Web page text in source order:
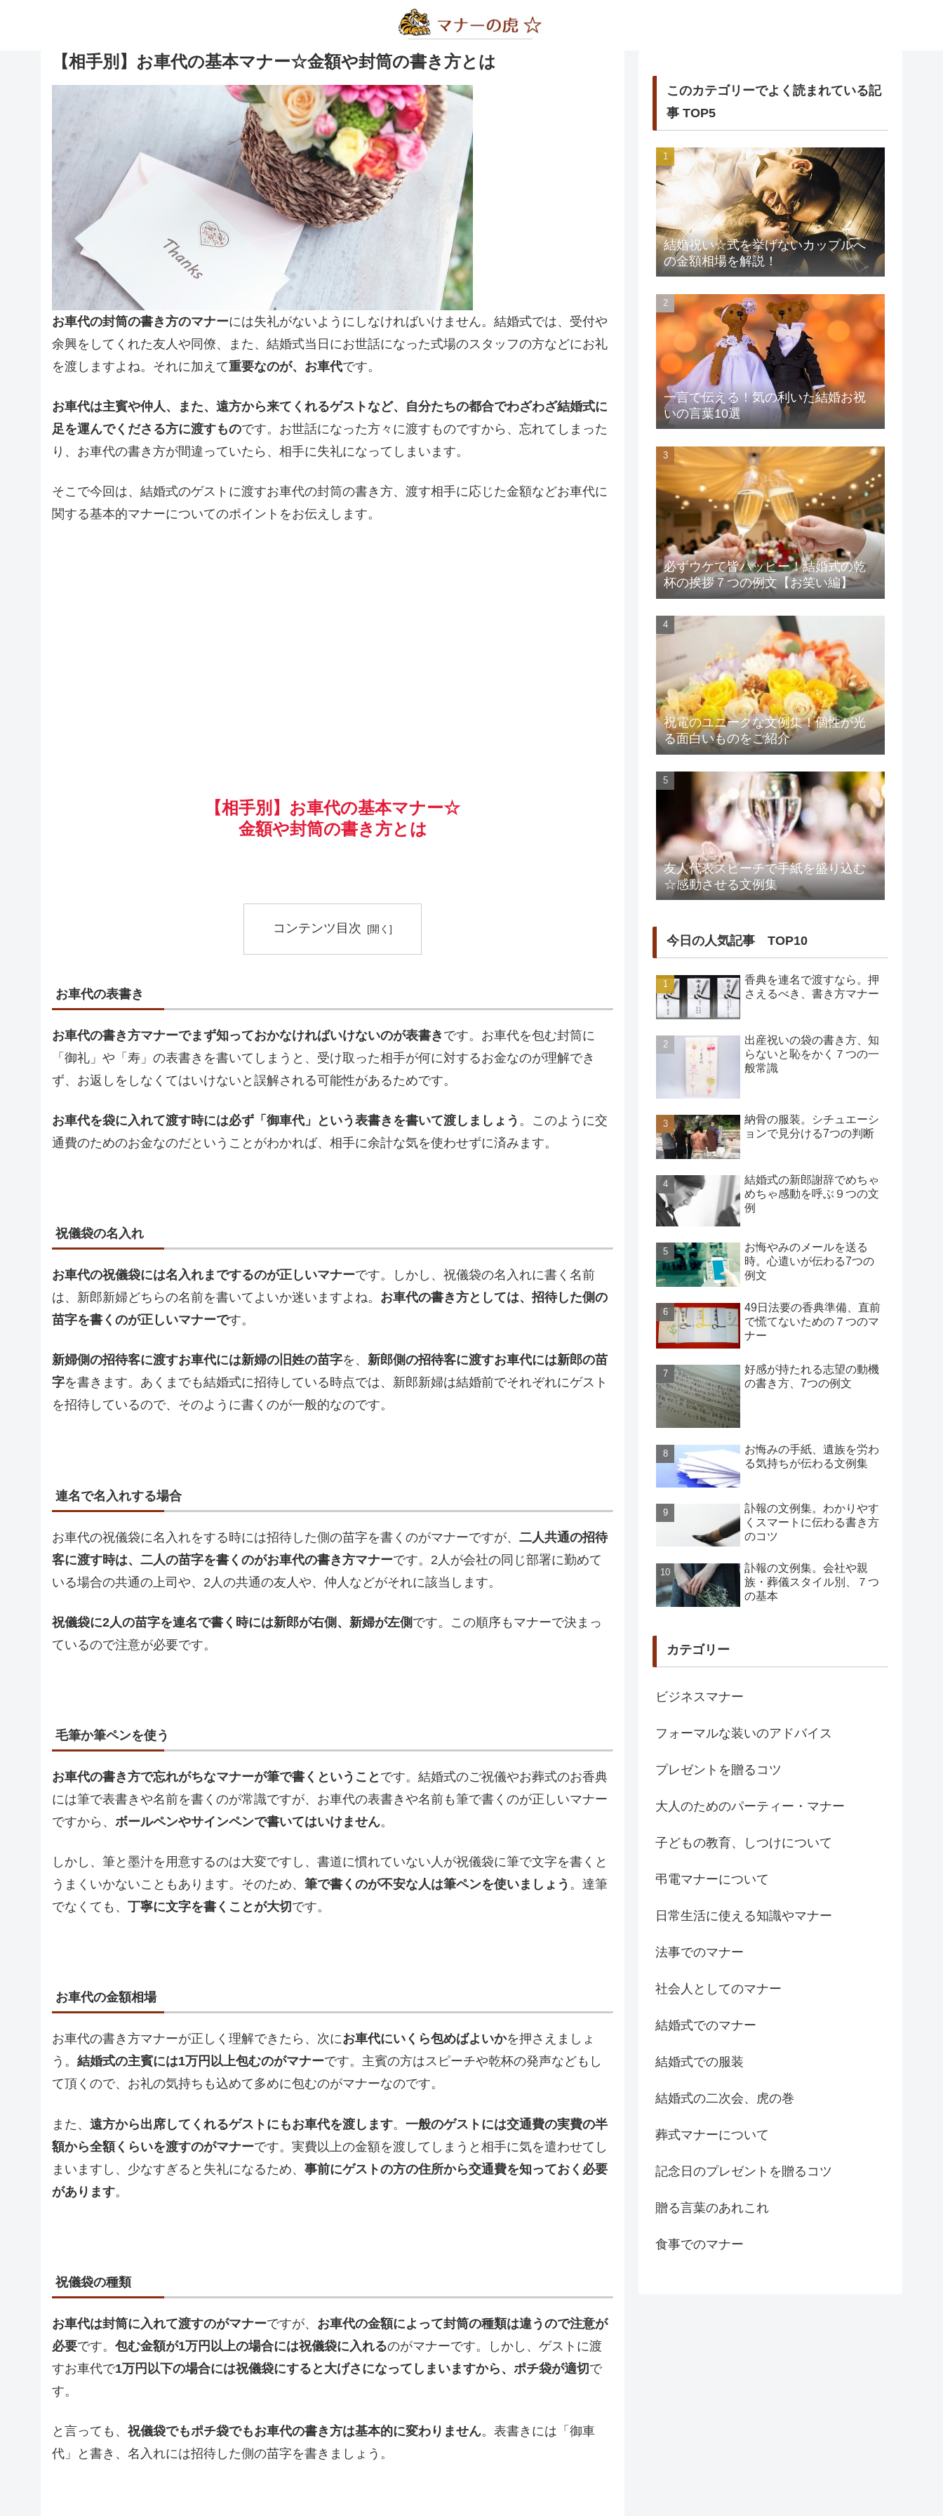
【相手別】お車代の基本マナー☆金額や封筒の書き方とは
お車代の封筒の書き方のマナーには失礼がないようにしなければいけません。結婚式では、受付や
余興をしてくれた友人や同僚、また、結婚式当日にお世話になった式場のスタッフの方などにお礼
を渡しますよね。それに加えて重要なのが、お車代です。
お車代は主賓や仲人、また、遠方から来てくれるゲストなど、自分たちの都合でわざわざ結婚式に
足を運んでくださる方に渡すものです。お世話になった方々に渡すものですから、忘れてしまった
り、お車代の書き方が間違っていたら、相手に失礼になってしまいます。
そこで今回は、結婚式のゲストに渡すお車代の封筒の書き方、渡す相手に応じた金額などお車代に
関する基本的マナーについてのポイントをお伝えします。
【相手別】お車代の基本マナー☆
金額や封筒の書き方とは
コンテンツ目次
お車代の表書き
お車代の書き方マナーでまず知っておかなければいけないのが表書き です。お車代を包む封筒に
「御礼」や「寿」の表書きを書いてしまうと、受け取った相手が何に対するお金なのが理解でき
ず、お返しをしなくてはいけないと誤解される可能性があるためです。
お車代を袋に入れて渡す時には必ず「御車代」という表書きを書いて渡しましょう 。このように交
通費のためのお金なのだということがわかれば、相手に余計な気を使わせずに済みます。
祝儀袋の名入れ
お車代の祝儀袋には名入れまでするのが正しいマナーです。しかし、祝儀袋の名入れに書く名前
は、新郎新婦どちらの名前を書いてよいか迷いますよね。 お車代の書き方としては、招待した側の
苗字を書くのが正しいマナーです。
新婦側の招待客に渡すお車代には新婦の旧姓の苗字を、 新郎側の招待客に渡すお車代には新郎の苗
字を書きます。あくまでも結婚式に招待している時点では、新郎新婦は結婚前でそれぞれにゲスト
を招待しているので、そのように書くのが一般的なのです。
連名で名入れする場合
お車代の祝儀袋に名入れをする時には招待した側の苗字を書くのがマナーですが、 二人共通の招待
客に渡す時は、二人の苗字を書くのがお車代の書き方マナーです。2人が会社の同じ部署に勤めて
いる場合の共通の上司や、2人の共通の友人や、仲人などがそれに該当します。
祝儀袋に2人の苗字を連名で書く時には新郎が右側、新婦が左側 です。この順序もマナーで決まっ
ているので注意が必要です。
毛筆か筆ペンを使う
お車代の書き方で忘れがちなマナーが筆で書くということ です。結婚式のご祝儀やお葬式のお香典
には筆で表書きや名前を書くのが常識ですが、お車代の表書きや名前も筆で書くのが正しいマナー
ですから、 ボールペンやサインペンで書いてはいけません。
しかし、筆と墨汁を用意するのは大変ですし、書道に慣れていない人が祝儀袋に筆で文字を書くと
うまくいかないこともあります。そのため、 筆で書くのが不安な人は筆ペンを使いましょう 。達筆
でなくても、 丁寧に文字を書くことが大切 です。
お車代の金額相場
お車代の書き方マナーが正しく理解できたら、次にお車代にいくら包めばよいかを押さえましょ
う。 結婚式の主賓には1万円以上包むのがマナーです。主賓の方はスピーチや乾杯の発声などもし
て頂くので、お礼の気持ちも込めて多めに包むのがマナーなのです。
また、 遠方から出席してくれるゲストにもお車代を渡します。 一般のゲストには交通費の実費の半
額から全額くらいを渡すのがマナーです。実費以上の金額を渡してしまうと相手に気を遣わせてし
まいますし、少なすぎると失礼になるため、 事前にゲストの方の住所から交通費を知っておく必要
があります。
祝儀袋の種類
お車代は封筒に入れて渡すのがマナーですが、 お車代の金額によって封筒の種類は違うので注意が
必要です。 包む金額が1万円以上の場合には祝儀袋に入れるのがマナーです。しかし、ゲストに渡
すお車代で1万円以下の場合には祝儀袋にすると大げさになってしまいますから、ポチ袋が適切で
す。
と言っても、 祝儀袋でもポチ袋でもお車代の書き方は基本的に変わりません。表書きには「御車
代」と書き、名入れには招待した側の苗字を書きましょう。
このカテゴリーでよく読まれている記
事 TOP5
結婚祝い☆式を挙げないカップルへ
の金額相場を解説！
一言で伝える！気の利いた結婚お祝
いの言葉10選
必ずウケて皆ハッピー！結婚式の乾
杯の挨拶７つの例文【お笑い編】
祝電のユニークな文例集！個性が光
る面白いものをご紹介
友人代表スピーチで手紙を盛り込む
☆感動させる文例集
今日の人気記事 TOP10
香典を連名で渡すなら。押
さえるべき、書き方マナー
出産祝いの袋の書き方、知
らないと恥をかく７つの一
般常識
納骨の服装。シチュエーシ
ョンで見分ける7つの判断
結婚式の新郎謝辞でめちゃ
めちゃ感動を呼ぶ９つの文
例
お悔やみのメールを送る
時。心遣いが伝わる7つの
例文
49日法要の香典準備、直前
で慌てないための７つのマ
ナー
好感が持たれる志望の動機
の書き方、7つの例文
お悔みの手紙、遺族を労わ
る気持ちが伝わる文例集
訃報の文例集。わかりやす
くスマートに伝わる書き方
のコツ
訃報の文例集。会社や親
族・葬儀スタイル別、７つ
の基本
カテゴリー
ビジネスマナー
フォーマルな装いのアドバイス
プレゼントを贈るコツ
大人のためのパーティー・マナー
子どもの教育、しつけについて
弔電マナーについて
日常生活に使える知識やマナー
法事でのマナー
社会人としてのマナー
結婚式でのマナー
結婚式での服装
結婚式の二次会、虎の巻
葬式マナーについて
記念日のプレゼントを贈るコツ
贈る言葉のあれこれ
食事でのマナー